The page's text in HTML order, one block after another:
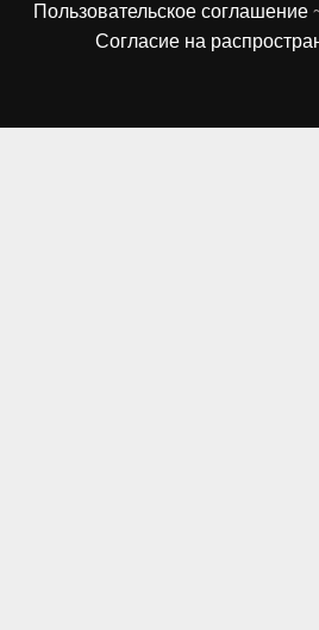
Пользовательское соглашение
Согласие на